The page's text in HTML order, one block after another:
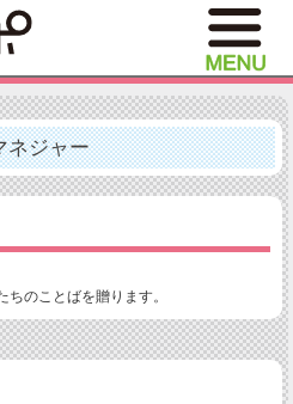
ネジャー
のことばを贈ります。